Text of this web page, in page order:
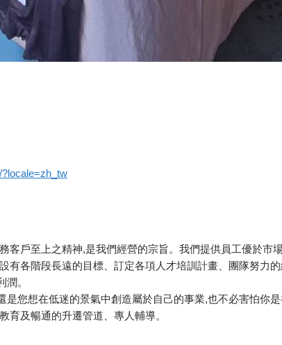
客戶至上之精神,是我們經營的宗旨。我們提供員工優於市
有各階段長遠的目標、訂定各項人才培訓計畫、團隊努力
。
是您想在低迷的景氣中創造屬於自己的事業,也不必害怕你
育及暢通的升遷管道、專人輔導。